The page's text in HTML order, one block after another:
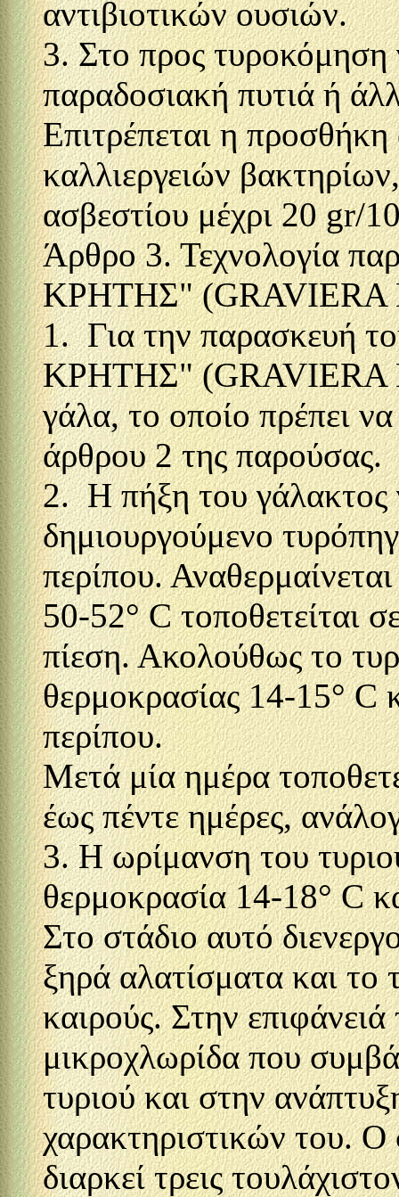
αντιβιοτικών ουσιών.
3. Στο προς τυροκόμηση
παραδοσιακή πυτιά ή
Επιτρέπεται η
καλλιεργειών
ασβεστίου μέχρι 20 gr/
Άρθρο 3. Τεχνολογία
ΚΡΗΤΗΣ" (GRAVIERA
1. Για την παρασκευή
ΚΡΗΤΗΣ" (GRAVIERA
γάλα, το οποίο πρέπει
άρθρου 2 της παρούσας.
2. Η πήξη του γάλακτος
δημιουργούμενο
περίπου.
50-52° C τοποθετείται
πίεση. Ακολούθως το
θερμοκρασίας 14-15° C
περίπου.
Μετά μία ημέρα
έως πέντε ημέρες,
3. Η ωρίμανση του
θερμοκρασία 14-18° C
Στο στάδιο αυτό
ξηρά αλατίσματα και το
καιρούς. Στην
μικροχλωρίδα που
τυριού και στην
χαρακτηριστικών του. Ο
διαρκεί τρεις